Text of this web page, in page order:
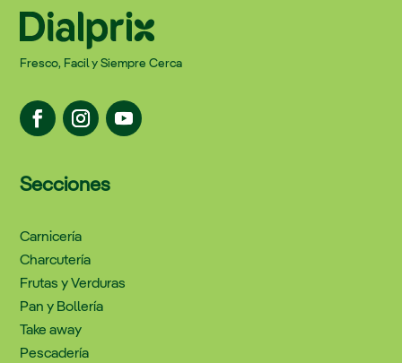
Fresco, Facil y Siempre Cerca
Secciones
Carnicería
Charcutería
Frutas y Verduras
Pan y Bollería
Take away
Pescadería